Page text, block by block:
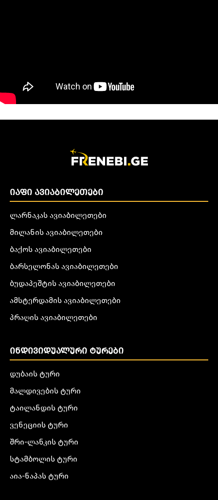
ᲘᲐᲤᲘ ᲐᲕᲘᲐᲑᲘᲚᲔᲗᲔᲑᲘ
ლარნაკას ავიაბილეთები
მილანის ავიაბილეთები
ბაქოს ავიაბილეთები
ბარსელონას ავიაბილეთები
ბუდაპეშტის ავიაბილეთები
ამსტერდამის ავიაბილეთები
პრაღის ავიაბილეთები
ᲘᲜᲓᲘᲕᲘᲓᲣᲐᲚᲣᲠᲘ ᲢᲣᲠᲔᲑᲘ
დუბაის ტური
მალდივების ტური
ტაილანდის ტური
ვენეციის ტური
შრი-ლანკის ტური
სტამბოლის ტური
აია-ნაპას ტური